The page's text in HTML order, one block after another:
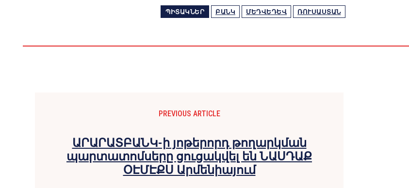
ՊԻՏԱԿՆԵՐ ԲԱՆԿ ՄԵԴՎԵԴԵՎ ՌՈՒՍԱՍՏԱՆ
PREVIOUS ARTICLE
ԱՐԱՐԱՏԲԱՆԿ-ի յոթերորդ թողարկման
պարտատոմսերը ցուցակվել են ՆԱՍԴԱՔ
ՕԷՄԷՔՍ Արմենիայում